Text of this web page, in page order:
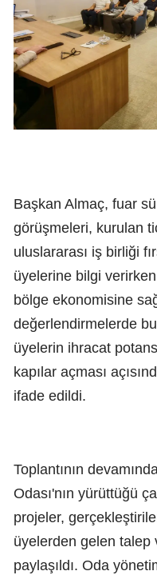
Başkan Almaç, fuar
görüşmeleri, kurulan
uluslararası iş birliği
üyelerine bilgi
bölge ekonomisine
değerlendirmelerde
üyelerin ihracat
kapılar açması
ifade edildi.
Toplantının
Odası'nın yürüttüğü
projeler,
üyelerden gelen talep
paylaşıldı. Oda